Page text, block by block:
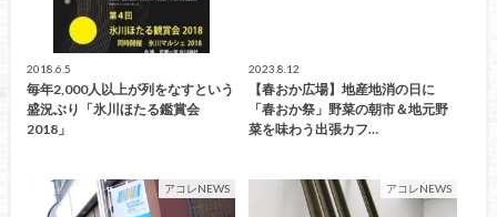
2018.6.5
毎年2,000人以上が列をなすという
盛況ぶり「氷川ほたる鑑賞会
2018」
2023.8.12
【春おか広場】地産地消の日に
「春おか祭」野菜の朝市＆地元野
菜を味わう出張カフ…
アコレNEWS アコレNEWS